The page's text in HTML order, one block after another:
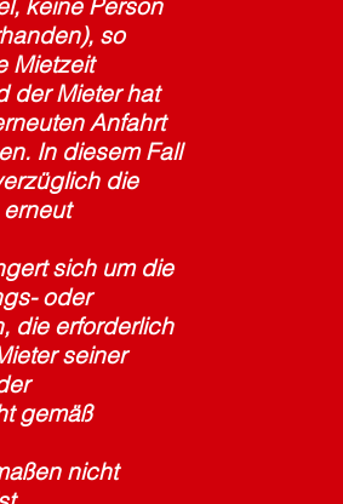
keine Person
so
Mietzeit
der Mieter hat
Anfahrt
In diesem Fall
die
sich um die
oder
die erforderlich
seiner
gemäß
nicht